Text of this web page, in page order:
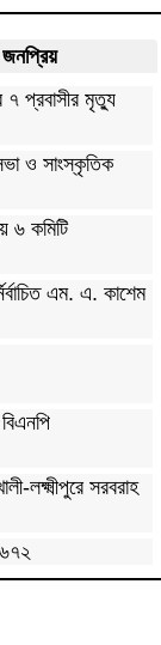
জনপ্রিয়
৭ প্রবাসীর মৃত্যু
ও সাংস্কৃতিক
৬ কমিটি
এম. এ. কাশেম
লক্ষ্মীপুরে সরবরাহ